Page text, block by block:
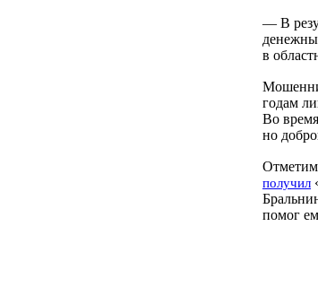
— В
в
годам
Во
но
получил
помог